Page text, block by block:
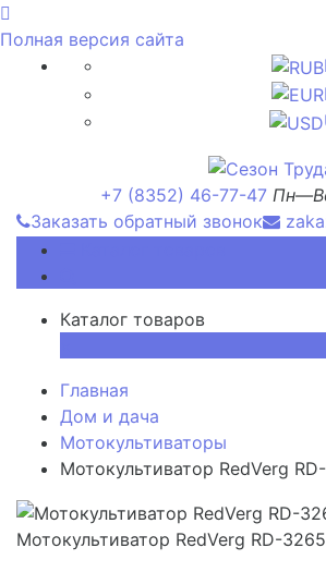
Полная версия сайта
+7 (8352) 46-77-47
Заказать обратный звонок
Каталог товаров
Главная
Дом и дача
Мотокультиваторы
Мотокультиватор RedVerg
Мотокультиватор RedVerg RD-